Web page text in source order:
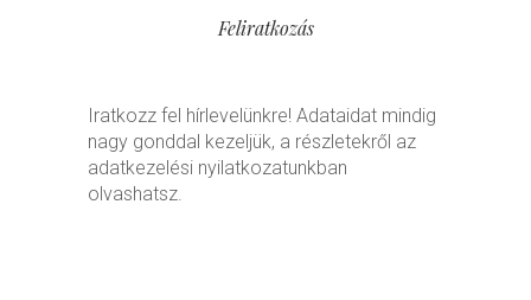
Iratkozz fel hírlevelünkre! Adataidat mindig
nagy gonddal kezeljük, a részletekről az
adatkezelési nyilatkozatunkban
olvashatsz.